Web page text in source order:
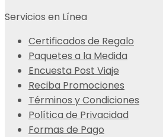
Servicios en Línea
Certificados de Regalo
Paquetes a la Medida
Encuesta Post Viaje
Reciba Promociones
Términos y Condiciones
Política de Privacidad
Formas de Pago